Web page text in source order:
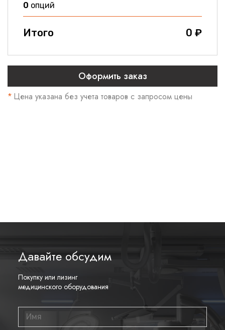
0 опций
Итого 0 ₽
* Цена указана без учета товаров с запросом цены
Давайте обсудим
Покупку или лизинг
медицинского оборудования